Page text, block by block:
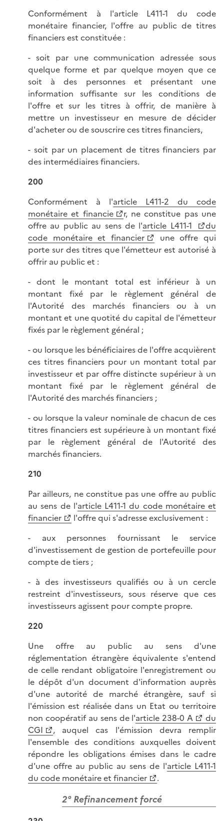
Conformément à l'article L411-1 du code
monétaire financier, l'offre au public de titres
financiers est constituée :
- soit par une communication adressée sous
quelque forme et par quelque moyen que ce
soit à des personnes et présentant une
information suffisante sur les conditions de
l'offre et sur les titres à offrir, de manière à
mettre un investisseur en mesure de décider
d'acheter ou de souscrire ces titres financiers,
- soit par un placement de titres financiers par
des intermédiaires financiers.
200
Conformément à l'article L411-2 du code
monétaire et financie
r, ne constitue pas une
offre au public au sens de l'article L411-1
du
code monétaire et financier
une offre qui
porte sur des titres que l'émetteur est autorisé à
offrir au public et :
- dont le montant total est inférieur à un
montant fixé par le règlement général de
l'Autorité des marchés financiers ou à un
montant et une quotité du capital de l'émetteur
fixés par le règlement général ;
- ou lorsque les bénéficiaires de l'offre acquièrent
ces titres financiers pour un montant total par
investisseur et par offre distincte supérieur à un
montant fixé par le règlement général de
l'Autorité des marchés financiers ;
- ou lorsque la valeur nominale de chacun de ces
titres financiers est supérieure à un montant fixé
par le règlement général de l'Autorité des
marchés financiers.
210
Par ailleurs, ne constitue pas une offre au public
au sens de l'article L411-1 du code monétaire et
financier
l'offre qui s'adresse exclusivement :
- aux personnes fournissant le service
d'investissement de gestion de portefeuille pour
compte de tiers ;
- à des investisseurs qualifiés ou à un cercle
restreint d'investisseurs, sous réserve que ces
investisseurs agissent pour compte propre.
220
Une offre au public au sens d'une
réglementation étrangère équivalente s'entend
de celle rendant obligatoire l'enregistrement ou
le dépôt d'un document d'information auprès
d'une autorité de marché étrangère, sauf si
l'émission est réalisée dans un Etat ou territoire
non coopératif au sens de l'article 238-0 A
du
CGI
, auquel cas l'émission devra remplir
l'ensemble des conditions auxquelles doivent
répondre les obligations émises dans le cadre
d'une offre au public au sens de l'article L411-1
du code monétaire et financier
.
2° Refinancement forcé